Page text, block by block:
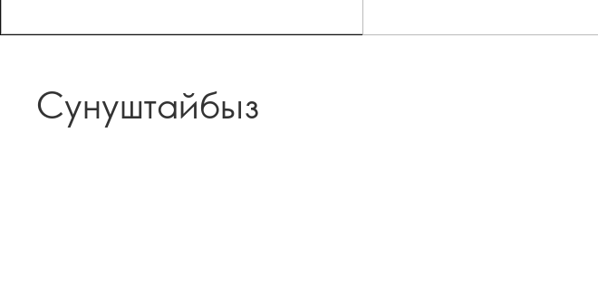
Сунуштайбыз